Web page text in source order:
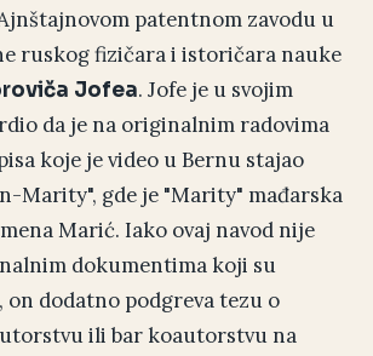
patentnom zavodu u
ruskog fizičara i istoričara nauke
Jofea. Jofe je u svojim
da je na originalnim radovima
koje je video u Bernu stajao
Marity", gde je "Marity" mađarska
Marić. Iako ovaj navod nije
dokumentima koji su
on dodatno podgreva tezu o
ili bar koautorstvu na